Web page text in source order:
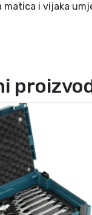
matica i vijaka